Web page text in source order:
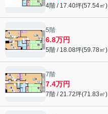
4階 / 17.40坪(57.54㎡)
5階
6.8万円
5階 / 18.08坪(59.78㎡)
7階
7.4万円
7階 / 21.72坪(71.83㎡)